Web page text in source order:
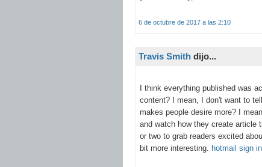
6 de octubre de 2017 a las 2:10
Travis Smith dijo...
I think everything published was
content? I mean, I don't want to
makes people desire more? I
and watch how they create article
or two to grab readers excited
bit more interesting. hotmail sign